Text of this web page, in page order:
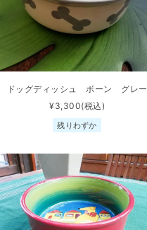
ドッグディッシュ ボーン グレー
¥3,300(税込)
残りわずか